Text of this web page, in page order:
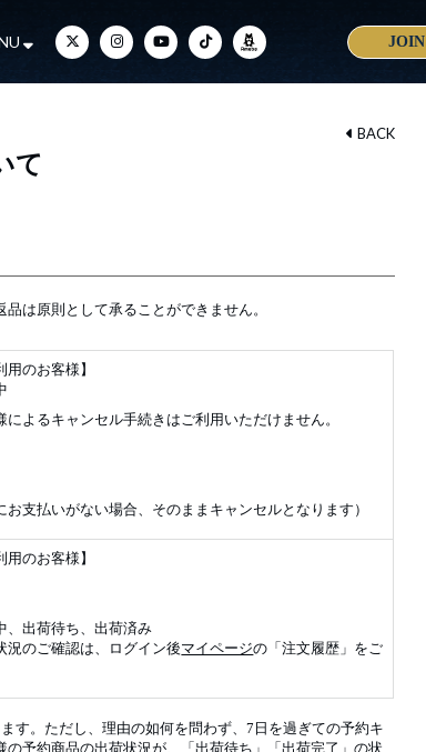
JOIN
て
BACK
は原則として承ることができません。
用のお客様】
よるキャンセル手続きはご利用いただけません。
お支払いがない場合、そのままキャンセルとなります）
用のお客様】
、出荷待ち、出荷済み
況のご確認は、ログイン後マイページの「注文履歴」をご
す。ただし、理由の如何を問わず、7日を過ぎての予約キ
予約商品の出荷状況が、「出荷待ち」「出荷完了」の状